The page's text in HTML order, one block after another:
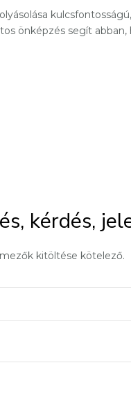
önképzés segít
kérdés,
kitöltése kötelező.